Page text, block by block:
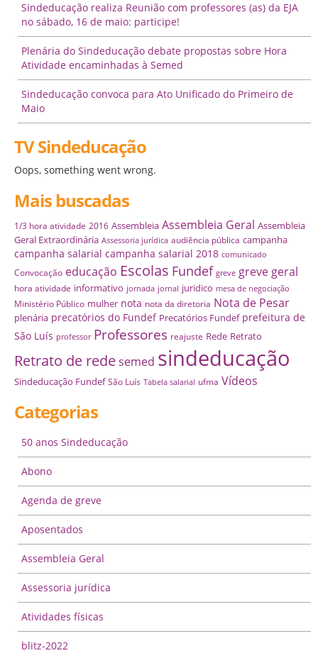
Sindeducação realiza Reunião com professores (as) da EJA
no sábado, 16 de maio: participe!
Plenária do Sindeducação debate propostas sobre Hora
Atividade encaminhadas à Semed
Sindeducação convoca para Ato Unificado do Primeiro de
Maio
TV Sindeducação
Oops, something went wrong.
Mais buscadas
1/3 hora atividade 2016 Assembleia Assembleia Geral Assembleia
Geral Extraordinária Assessoria jurídica audiência pública campanha
campanha salarial campanha salarial 2018 comunicado
Convocação educação Escolas Fundef greve greve geral
hora atividade informativo jornada jornal juridico mesa de negociação
Ministério Público mulher nota nota da diretoria Nota de Pesar
plenária precatórios do Fundef Precatórios Fundef prefeitura de
São Luís professor Professores reajuste Rede Retrato
Retrato de redesemed sindeducação
Sindeducação Fundef São Luís Tabela salarial ufma Vídeos
Categorias
50 anos Sindeducação
Abono
Agenda de greve
Aposentados
Assembleia Geral
Assessoria jurídica
Atividades físicas
blitz-2022